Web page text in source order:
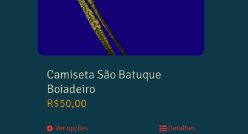
Camiseta São Batuque
Boiadeiro
R$50,00
Ver opções Detalhes